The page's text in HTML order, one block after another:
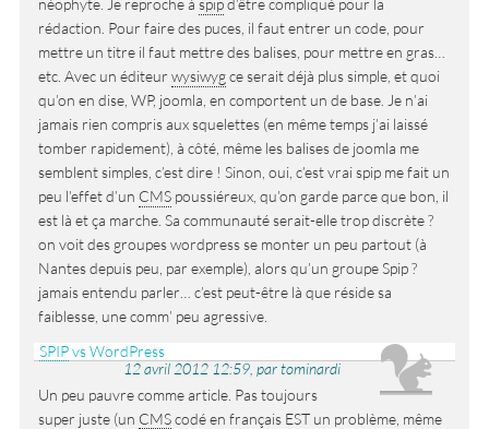
néophyte. Je reproche à spipd’être compliqué pour la
rédaction. Pour faire des puces, il faut entrer un code, pour
mettre un titre il faut mettre des balises, pour mettre en gras…
etc. Avec un éditeur wysiwygce serait déjà plus simple, et quoi
qu’on en dise, WP, joomla, en comportent un de base. Je n’ai
jamais rien compris aux squelettes (en même temps j’ai laissé
tomber rapidement), à côté, même les balises de joomla me
semblent simples, c’est dire ! Sinon, oui, c’est vrai spip me fait un
peu l’effet d’un CMSpoussiéreux, qu’on garde parce que bon, il
est là et ça marche. Sa communauté serait-elle trop discrète ?
on voit des groupes wordpress se monter un peu partout (à
Nantes depuis peu, par exemple), alors qu’un groupe Spip ?
jamais entendu parler… c’est peut-être là que réside sa
faiblesse, une comm’ peu agressive.
SPIPvs WordPress
12 avril 2012 12:59, par tominardi
Un peu pauvre comme article. Pas toujours
super juste (un CMScodé en français EST un problème, même